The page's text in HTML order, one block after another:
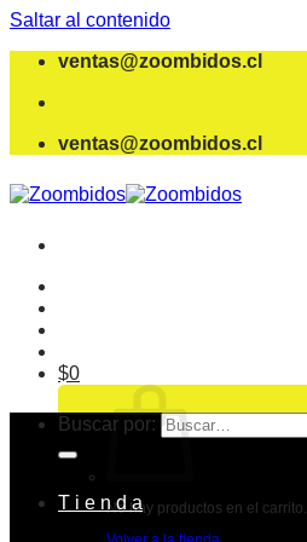
Saltar al contenido
ventas@zoombidos.cl
ventas@zoombidos.cl
$0
No hay productos en el carrito.
Buscar por:
T i e n d a